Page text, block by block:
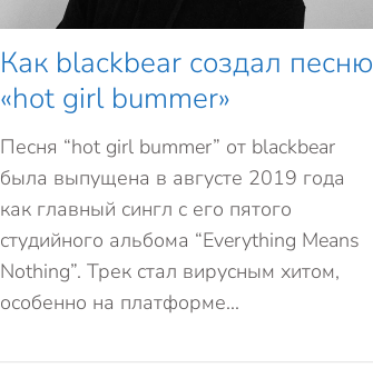
Как blackbear создал песню
«hot girl bummer»
Песня “hot girl bummer” от blackbear
была выпущена в августе 2019 года
как главный сингл с его пятого
студийного альбома “Everything Means
Nothing”. Трек стал вирусным хитом,
особенно на платформе...